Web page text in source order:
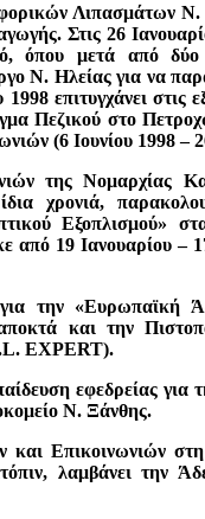
Λιπασμάτων
Στις 26
όπου μετά από
Ν. Ηλείας για να
επιτυγχάνει στις
Πεζικού στο
(6 Ιουνίου 1998 –
της Νομαρχίας
χρονιά,
Εξοπλισμού»
19 Ιανουαρίου –
την «Ευρωπαϊκή
και την
EXPERT).
εφεδρείας για
Ν. Ξάνθης.
και Επικοινωνιών
λαμβάνει την